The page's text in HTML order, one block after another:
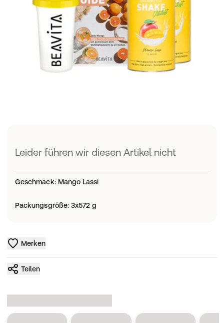
Leider führen wir diesen Artikel nicht
Geschmack: Mango Lassi
Packungsgröße:3x572 g
Merken
Teilen